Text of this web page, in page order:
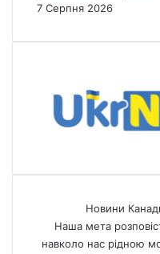
7 Серпня 2026
Новини
Наша мета
навколо нас рідною